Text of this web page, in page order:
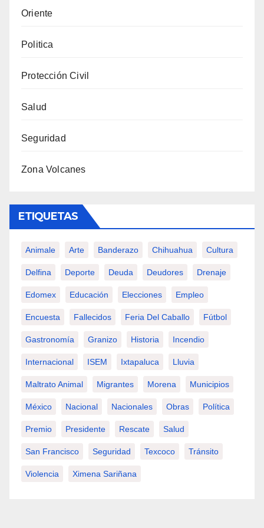
Oriente
Politica
Protección Civil
Salud
Seguridad
Zona Volcanes
ETIQUETAS
Animale Arte Banderazo Chihuahua Cultura
Delfina Deporte Deuda Deudores Drenaje
Edomex Educación Elecciones Empleo
Encuesta Fallecidos Feria Del Caballo Fútbol
Gastronomía Granizo Historia Incendio
Internacional ISEM Ixtapaluca Lluvia
Maltrato Animal Migrantes Morena Municipios
México Nacional Nacionales Obras Política
Premio Presidente Rescate Salud
San Francisco Seguridad Texcoco Tránsito
Violencia Ximena Sariñana